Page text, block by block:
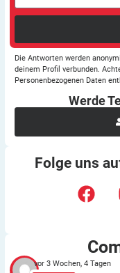
Die Antworten werden
deinem Profil verbunden.
Personenbezogenen Daten
Werde
Folge uns
vor 3 Wochen, 4 Tagen